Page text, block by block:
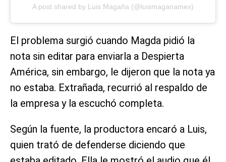
A post shared by Luis Magaña (@luismaganamex)
El problema surgió cuando Magda pidió la
nota sin editar para enviarla a Despierta
América, sin embargo, le dijeron que la nota ya
no estaba. Extrañada, recurrió al respaldo de
la empresa y la escuchó completa.
Según la fuente, la productora encaró a Luis,
quien trató de defenderse diciendo que